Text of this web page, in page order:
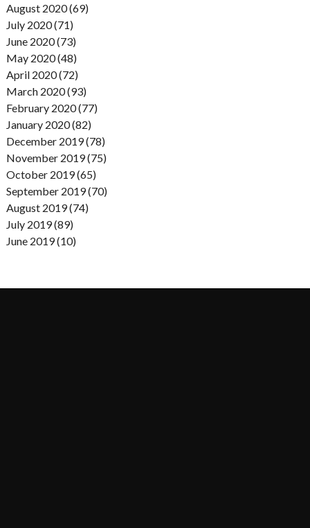
August 2020 (69)
July 2020 (71)
June 2020 (73)
May 2020 (48)
April 2020 (72)
March 2020 (93)
February 2020 (77)
January 2020 (82)
December 2019 (78)
November 2019 (75)
October 2019 (65)
September 2019 (70)
August 2019 (74)
July 2019 (89)
June 2019 (10)